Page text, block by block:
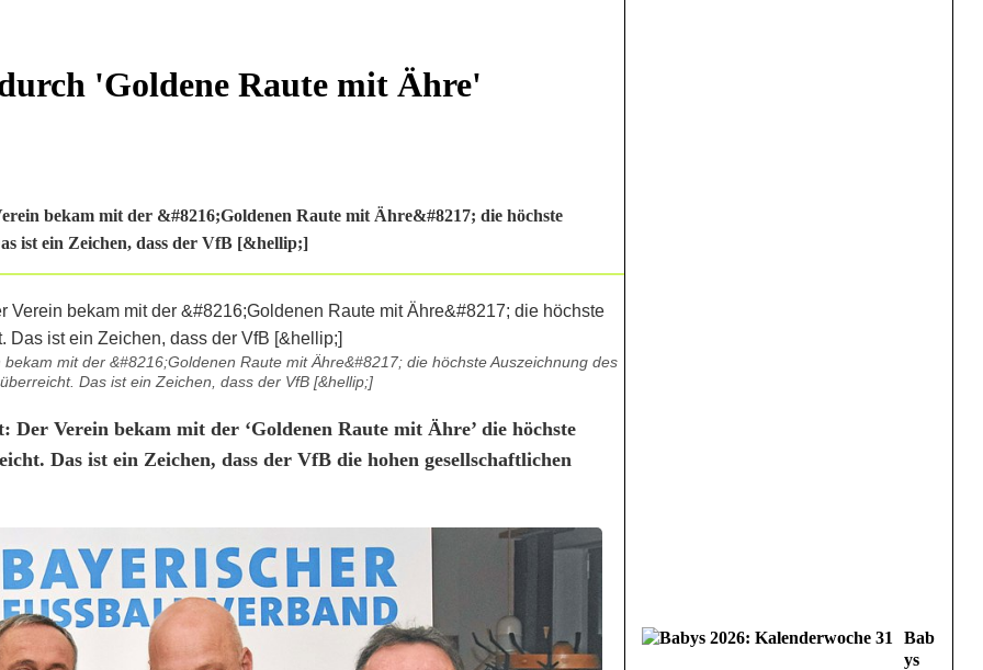
'Goldene Raute mit Ähre'
bekam mit der &#8216;Goldenen Raute mit Ähre&#8217; die höchste
ist ein Zeichen, dass der VfB [&hellip;]
mit der &#8216;Goldenen Raute mit Ähre&#8217; die höchste Auszeichnung des
Das ist ein Zeichen, dass der VfB [&hellip;]
Verein bekam mit der ‘Goldenen Raute mit Ähre’ die höchste
Das ist ein Zeichen, dass der VfB die hohen gesellschaftlichen
Bab
ys